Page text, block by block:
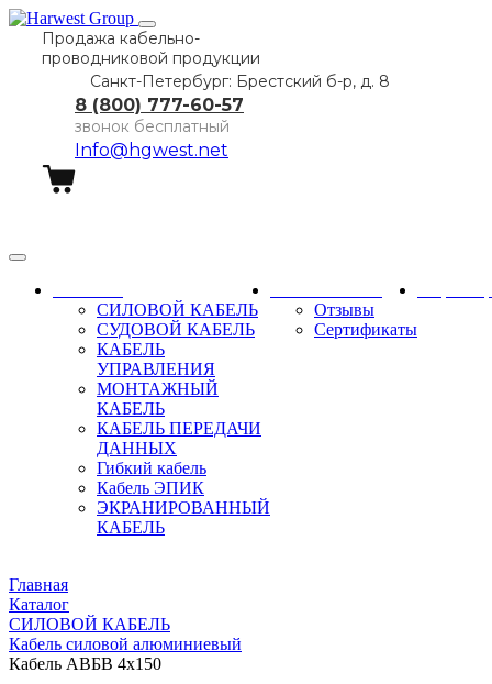
Продажа кабельно-
проводниковой продукции
Санкт-Петербург: Брестский б-р, д. 8
8 (800) 777-60-57
звонок бесплатный
Info@hgwest.net
СИЛОВОЙ КАБЕЛЬ
СУДОВОЙ КАБЕЛЬ
КАБЕЛЬ
УПРАВЛЕНИЯ
МОНТАЖНЫЙ
КАБЕЛЬ
КАБЕЛЬ ПЕРЕДАЧИ
ДАННЫХ
Гибкий кабель
Кабель ЭПИК
ЭКРАНИРОВАННЫЙ
КАБЕЛЬ
Отзывы
Сертификаты
Главная
Каталог
СИЛОВОЙ КАБЕЛЬ
Кабель силовой алюминиевый
Кабель АВБВ 4х150